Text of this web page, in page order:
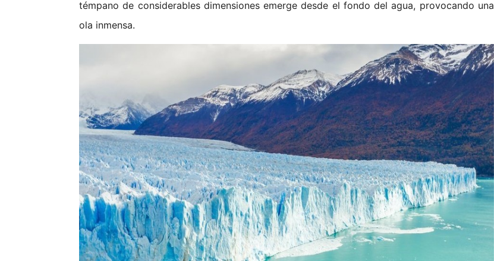
témpano de considerables dimensiones emerge desde el fondo del agua, provocando una
ola inmensa.